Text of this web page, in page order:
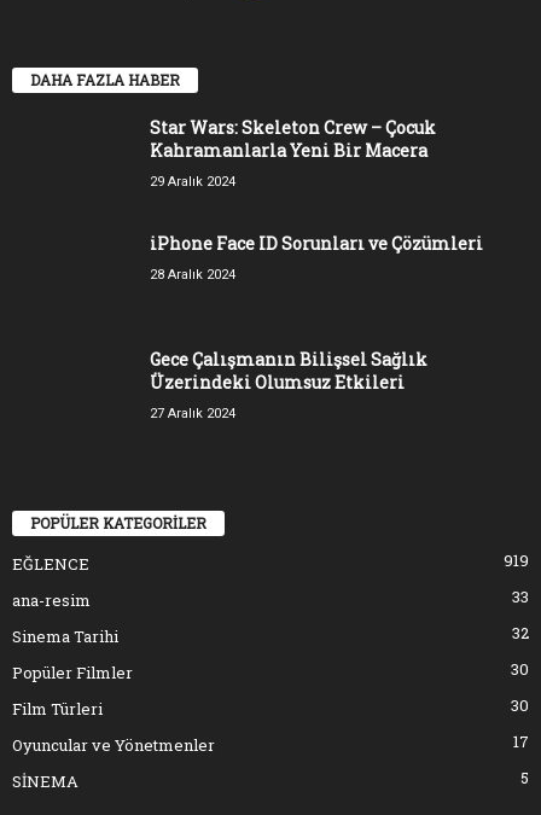
DAHA FAZLA HABER
Star Wars: Skeleton Crew – Çocuk
Kahramanlarla Yeni Bir Macera
29 Aralık 2024
iPhone Face ID Sorunları ve Çözümleri
28 Aralık 2024
Gece Çalışmanın Bilişsel Sağlık
Üzerindeki Olumsuz Etkileri
27 Aralık 2024
POPÜLER KATEGORİLER
EĞLENCE
919
ana-resim
33
Sinema Tarihi
32
Popüler Filmler
30
Film Türleri
30
Oyuncular ve Yönetmenler
17
SİNEMA
5